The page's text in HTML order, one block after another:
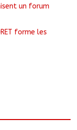
un forum
forme les